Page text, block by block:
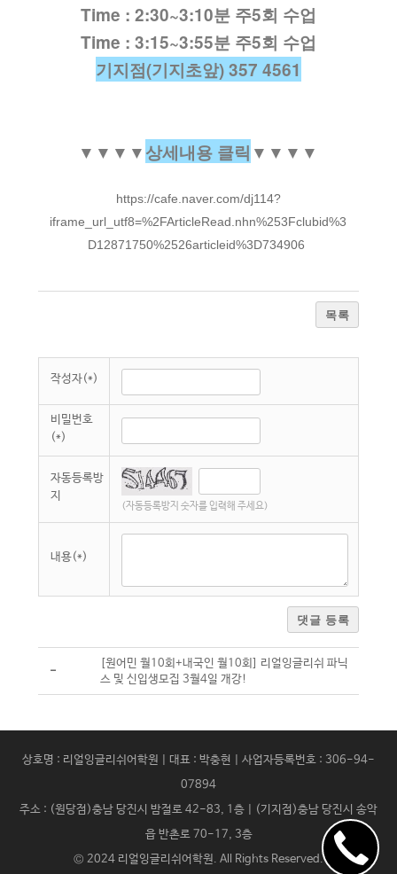
Time : 2:30~3:10분 주5회 수업
Time : 3:15~3:55분 주5회 수업
기지점(기지초앞) 357 4561
▼ ▼ ▼ ▼상세내용 클릭 ▼ ▼ ▼ ▼
https://cafe.naver.com/dj114?
iframe_url_utf8=%2FArticleRead.nhn%253Fclubid%3
D12871750%2526articleid%3D734906
목록
작성자(*)
비밀번호
(*)
자동등록방
지
(자동등록방지 숫자를 입력해 주세요)
내용(*)
댓글 등록
-
[원어민 월10회+내국인 월10회] 리얼잉글리쉬 파닉
스 및 신입생모집 3월4일 개강!
상호명 : 리얼잉글리쉬어학원 | 대표 : 박충현 | 사업자등록번호 : 306-94-
07894
주소 : (원당점)충남 당진시 밤절로 42-83, 1층 | (기지점)충남 당진시 송악
읍 반촌로 70-17, 3층
© 2024 리얼잉글리쉬어학원. All Rights Reserved.